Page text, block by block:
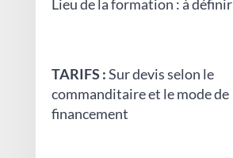
Lieu de la formation : à définir
TARIFS :Sur devis selon le
commanditaire et le mode de
financement